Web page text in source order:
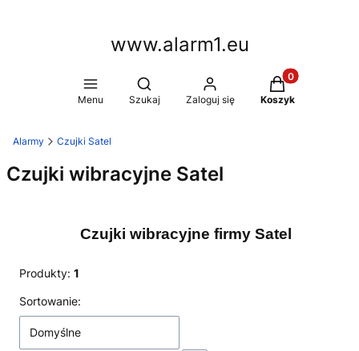
www.alarm1.eu
Menu
Otwórz wyszukiwarkę
Szukaj Zaloguj się
Produkty w
Koszyk
Alarmy Czujki Satel
Czujki wibracyjne Satel
Czujki wibracyjne firmy Satel
Produkty: 1
Lista produktów
Sortowanie:
Domyślne